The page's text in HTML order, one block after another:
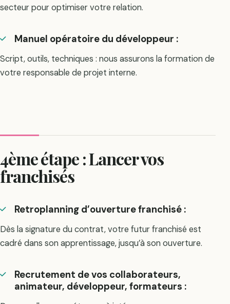
secteur pour optimiser votre relation.
Manuel opératoire du développeur :
Script, outils, techniques : nous assurons la formation de
votre responsable de projet interne.
4ème étape : Lancer vos
franchisés
Retroplanning d’ouverture franchisé :
Dès la signature du contrat, votre futur franchisé est
cadré dans son apprentissage, jusqu’à son ouverture.
Recrutement de vos collaborateurs,
animateur, développeur, formateurs :